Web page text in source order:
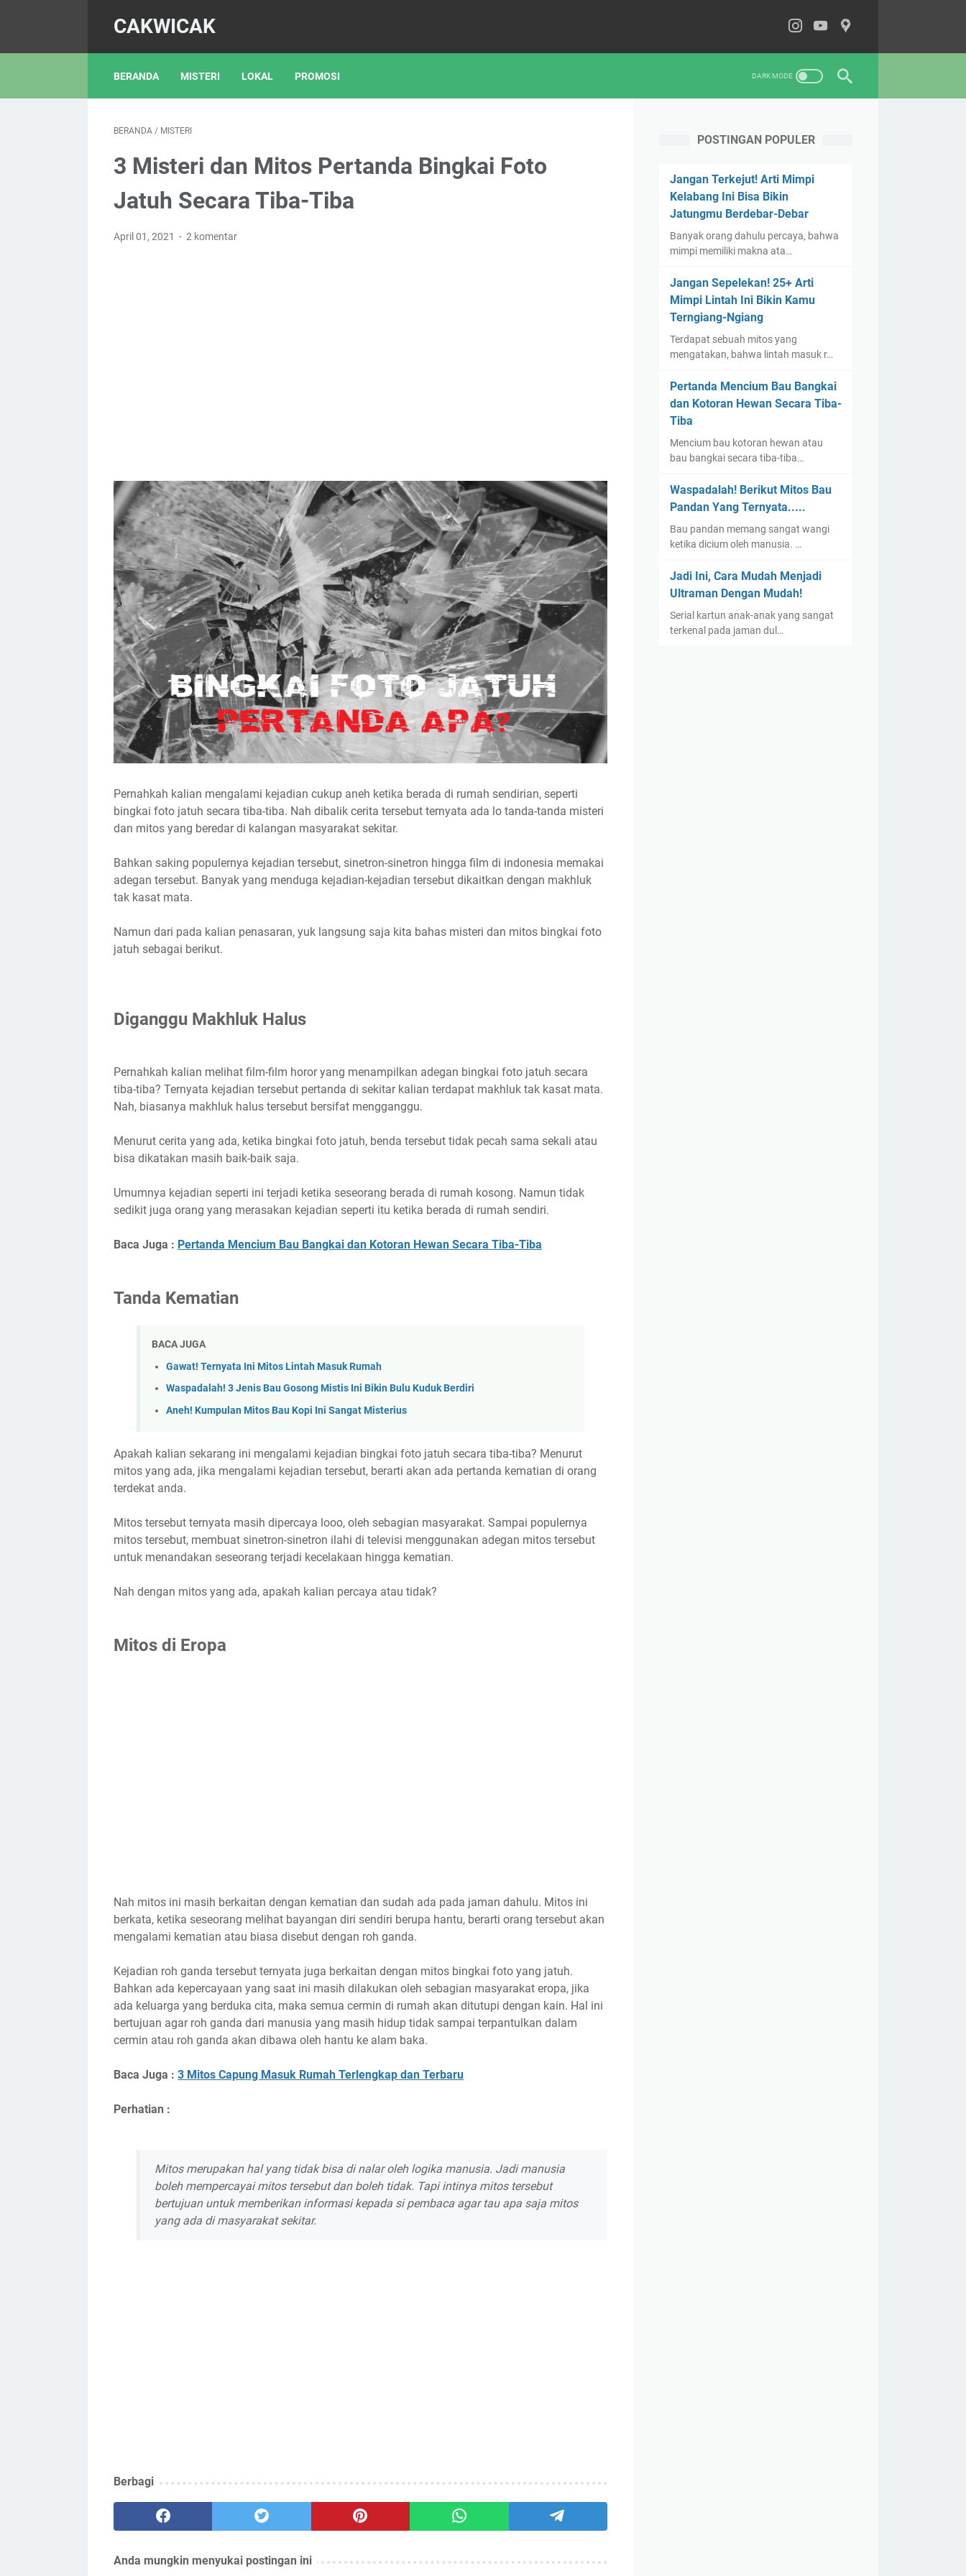
CAKWICAK
BERANDA MISTERI LOKAL PROMOSI
BERANDA / MISTERI
3 Misteri dan Mitos Pertanda Bingkai Foto
Jatuh Secara Tiba-Tiba
April 01, 2021 2 komentar
Pernahkah kalian mengalami kejadian cukup aneh ketika berada di rumah sendirian, seperti
bingkai foto jatuh secara tiba-tiba. Nah dibalik cerita tersebut ternyata ada lo tanda-tanda misteri
dan mitos yang beredar di kalangan masyarakat sekitar.
Bahkan saking populernya kejadian tersebut, sinetron-sinetron hingga film di indonesia memakai
adegan tersebut. Banyak yang menduga kejadian-kejadian tersebut dikaitkan dengan makhluk
tak kasat mata.
Namun dari pada kalian penasaran, yuk langsung saja kita bahas misteri dan mitos bingkai foto
jatuh sebagai berikut.
Diganggu Makhluk Halus
Pernahkah kalian melihat film-film horor yang menampilkan adegan bingkai foto jatuh secara
tiba-tiba? Ternyata kejadian tersebut pertanda di sekitar kalian terdapat makhluk tak kasat mata.
Nah, biasanya makhluk halus tersebut bersifat mengganggu.
Menurut cerita yang ada, ketika bingkai foto jatuh, benda tersebut tidak pecah sama sekali atau
bisa dikatakan masih baik-baik saja.
Umumnya kejadian seperti ini terjadi ketika seseorang berada di rumah kosong. Namun tidak
sedikit juga orang yang merasakan kejadian seperti itu ketika berada di rumah sendiri.
Baca Juga : Pertanda Mencium Bau Bangkai dan Kotoran Hewan Secara Tiba-Tiba
Tanda Kematian
BACA JUGA
Gawat! Ternyata Ini Mitos Lintah Masuk Rumah
Waspadalah! 3 Jenis Bau Gosong Mistis Ini Bikin Bulu Kuduk Berdiri
Aneh! Kumpulan Mitos Bau Kopi Ini Sangat Misterius
Apakah kalian sekarang ini mengalami kejadian bingkai foto jatuh secara tiba-tiba? Menurut
mitos yang ada, jika mengalami kejadian tersebut, berarti akan ada pertanda kematian di orang
terdekat anda.
Mitos tersebut ternyata masih dipercaya looo, oleh sebagian masyarakat. Sampai populernya
mitos tersebut, membuat sinetron-sinetron ilahi di televisi menggunakan adegan mitos tersebut
untuk menandakan seseorang terjadi kecelakaan hingga kematian.
Nah dengan mitos yang ada, apakah kalian percaya atau tidak?
Mitos di Eropa
Nah mitos ini masih berkaitan dengan kematian dan sudah ada pada jaman dahulu. Mitos ini
berkata, ketika seseorang melihat bayangan diri sendiri berupa hantu, berarti orang tersebut akan
mengalami kematian atau biasa disebut dengan roh ganda.
Kejadian roh ganda tersebut ternyata juga berkaitan dengan mitos bingkai foto yang jatuh.
Bahkan ada kepercayaan yang saat ini masih dilakukan oleh sebagian masyarakat eropa, jika
ada keluarga yang berduka cita, maka semua cermin di rumah akan ditutupi dengan kain. Hal ini
bertujuan agar roh ganda dari manusia yang masih hidup tidak sampai terpantulkan dalam
cermin atau roh ganda akan dibawa oleh hantu ke alam baka.
Baca Juga : 3 Mitos Capung Masuk Rumah Terlengkap dan Terbaru
Perhatian :
Mitos merupakan hal yang tidak bisa di nalar oleh logika manusia. Jadi manusia
boleh mempercayai mitos tersebut dan boleh tidak. Tapi intinya mitos tersebut
bertujuan untuk memberikan informasi kepada si pembaca agar tau apa saja mitos
yang ada di masyarakat sekitar.
Berbagi
Anda mungkin menyukai postingan ini
POSTINGAN POPULER
Jangan Terkejut! Arti Mimpi
Kelabang Ini Bisa Bikin
Jatungmu Berdebar-Debar
Banyak orang dahulu percaya, bahwa
mimpi memiliki makna ata…
Jangan Sepelekan! 25+ Arti
Mimpi Lintah Ini Bikin Kamu
Terngiang-Ngiang
Terdapat sebuah mitos yang
mengatakan, bahwa lintah masuk r…
Pertanda Mencium Bau Bangkai
dan Kotoran Hewan Secara Tiba-
Tiba
Mencium bau kotoran hewan atau
bau bangkai secara tiba-tiba…
Waspadalah! Berikut Mitos Bau
Pandan Yang Ternyata.....
Bau pandan memang sangat wangi
ketika dicium oleh manusia. …
Jadi Ini, Cara Mudah Menjadi
Ultraman Dengan Mudah!
Serial kartun anak-anak yang sangat
terkenal pada jaman dul…